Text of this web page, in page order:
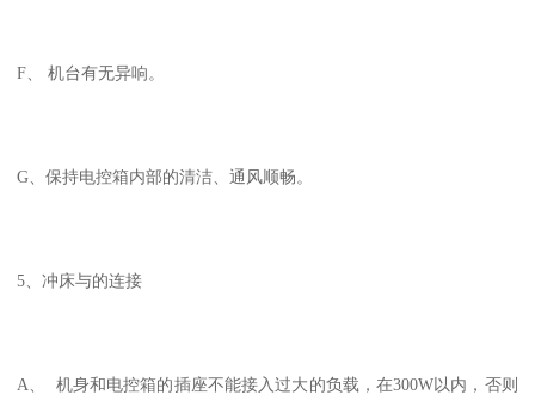
F、 机台有无异响。
G、保持电控箱内部的清洁、通风顺畅。
5、冲床与的连接
A、 机身和电控箱的插座不能接入过大的负载，在300W以内，否则